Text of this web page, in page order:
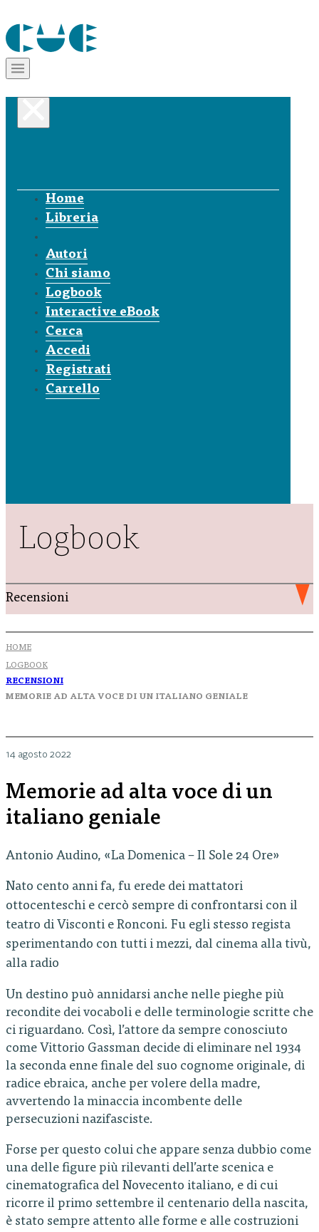
Home
Libreria
Autori
Chi siamo
Logbook
Interactive eBook
Cerca
Accedi
Registrati
Carrello
Logbook
Recensioni
HOME
LOGBOOK
RECENSIONI
MEMORIE AD ALTA VOCE DI UN ITALIANO GENIALE
14 agosto 2022
Memorie ad alta voce di un
italiano geniale
Antonio Audino, «La Domenica – Il Sole 24 Ore»
Nato cento anni fa, fu erede dei mattatori
ottocenteschi e cercò sempre di confrontarsi con il
teatro di Visconti e Ronconi. Fu egli stesso regista
sperimentando con tutti i mezzi, dal cinema alla tivù,
alla radio
Un destino può annidarsi anche nelle pieghe più
recondite dei vocaboli e delle terminologie scritte che
ci riguardano. Così, l’attore da sempre conosciuto
come Vittorio Gassman decide di eliminare nel 1934
la seconda enne finale del suo cognome originale, di
radice ebraica, anche per volere della madre,
avvertendo la minaccia incombente delle
persecuzioni nazifasciste.
Forse per questo colui che appare senza dubbio come
una delle figure più rilevanti dell’arte scenica e
cinematografica del Novecento italiano, e di cui
ricorre il primo settembre il centenario della nascita,
è stato sempre attento alle forme e alle costruzioni